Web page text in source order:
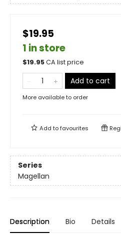
$19.95
1 in store
$19.95CA list price
Add to cart
More available to order
Add tofavourites
Series
Magellan
Description Bio Details